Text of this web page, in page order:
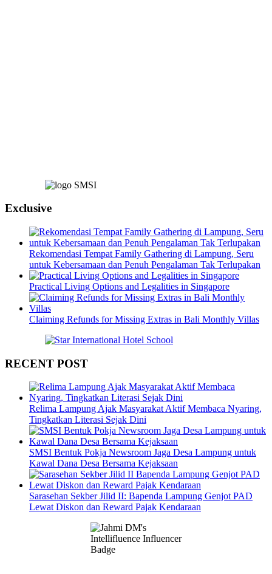
Exclusive
Rekomendasi Tempat Family Gathering di Lampung, Seru
untuk Kebersamaan dan Penuh Pengalaman Tak Terlupakan
Practical Living Options and Legalities in Singapore
Claiming Refunds for Missing Extras in Bali Monthly Villas
RECENT POST
Relima Lampung Ajak Masyarakat Aktif Membaca Nyaring,
Tingkatkan Literasi Sejak Dini
SMSI Bentuk Pokja Newsroom Jaga Desa Lampung untuk
Kawal Dana Desa Bersama Kejaksaan
Sarasehan Sekber Jilid II: Bapenda Lampung Genjot PAD
Lewat Diskon dan Reward Pajak Kendaraan